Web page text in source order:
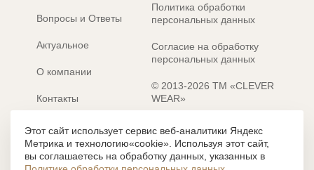
Вопросы и Ответы
Актуальное
О компании
Контакты
Электронные каталоги
Политика обработки
персональных данных
Согласие на обработку
персональных данных
© 2013-2026 ТМ «CLEVER
WEAR»
Разработка сайта: MACHAON
Все содержание, представленное или отраженное на сайте
https://clever-style.ru, включая, но не ограничиваясь, текстом,
Этот сайт использует сервис веб-аналитики Яндекс
Метрика и технологию«cookie». Используя этот сайт,
вы соглашаетесь на обработку данных, указанных в